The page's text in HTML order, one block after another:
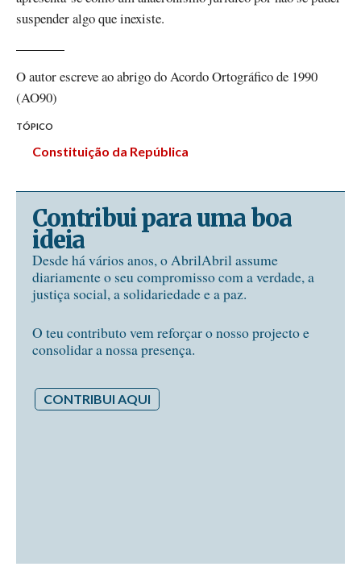
suspender algo que inexiste.
O autor escreve ao abrigo do Acordo Ortográfico de 1990
(AO90)
TÓPICO
Constituição da República
Contribui para uma boa
ideia
Desde há vários anos, o AbrilAbril assume
diariamente o seu compromisso com a verdade, a
justiça social, a solidariedade e a paz.
O teu contributo vem reforçar o nosso projecto e
consolidar a nossa presença.
CONTRIBUI AQUI